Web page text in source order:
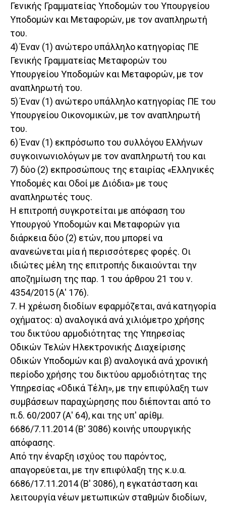
Γενικής Γραμματείας Υποδομών του Υπουργείου
Υποδομών και Μεταφορών, με τον αναπληρωτή
του.
4) Έναν (1) ανώτερο υπάλληλο κατηγορίας ΠΕ
Γενικής Γραμματείας Μεταφορών του
Υπουργείου Υποδομών και Μεταφορών, με τον
αναπληρωτή του.
5) Έναν (1) ανώτερο υπάλληλο κατηγορίας ΠΕ του
Υπουργείου Οικονομικών, με τον αναπληρωτή
του.
6) Έναν (1) εκπρόσωπο του συλλόγου Ελλήνων
συγκοινωνιολόγων με τον αναπληρωτή του και
7) δύο (2) εκπροσώπους της εταιρίας «Ελληνικές
Υποδομές και Οδοί με Διόδια» με τους
αναπληρωτές τους.
Η επιτροπή συγκροτείται με απόφαση του
Υπουργού Υποδομών και Μεταφορών για
διάρκεια δύο (2) ετών, που μπορεί να
ανανεώνεται μία ή περισσότερες φορές. Οι
ιδιώτες μέλη της επιτροπής δικαιούνται την
αποζημίωση της παρ. 1 του άρθρου 21 του ν.
4354/2015 (Α' 176).
7. Η χρέωση διοδίων εφαρμόζεται, ανά κατηγορία
οχήματος: α) αναλογικά ανά χιλιόμετρο χρήσης
του δικτύου αρμοδιότητας της Υπηρεσίας
Οδικών Τελών Ηλεκτρονικής Διαχείρισης
Οδικών Υποδομών και β) αναλογικά ανά χρονική
περίοδο χρήσης του δικτύου αρμοδιότητας της
Υπηρεσίας «Οδικά Τέλη», με την επιφύλαξη των
συμβάσεων παραχώρησης που διέπονται από το
π.δ. 60/2007 (Α' 64), και της υπ' αρίθμ.
6686/7.11.2014 (Β' 3086) κοινής υπουργικής
απόφασης.
Από την έναρξη ισχύος του παρόντος,
απαγορεύεται, με την επιφύλαξη της κ.υ.α.
6686/17.11.2014 (Β' 3086), η εγκατάσταση και
λειτουργία νέων μετωπικών σταθμών διοδίων,